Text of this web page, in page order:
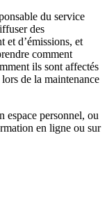
du service
des
et d’émissions, et
comment
ils sont affectés
lors de la maintenance
espace personnel, ou
en ligne ou sur